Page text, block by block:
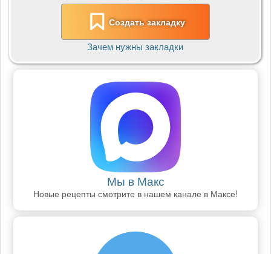
Создать закладку
Зачем нужны закладки
Мы в Макс
Новые рецепты смотрите в нашем канале в Максе!